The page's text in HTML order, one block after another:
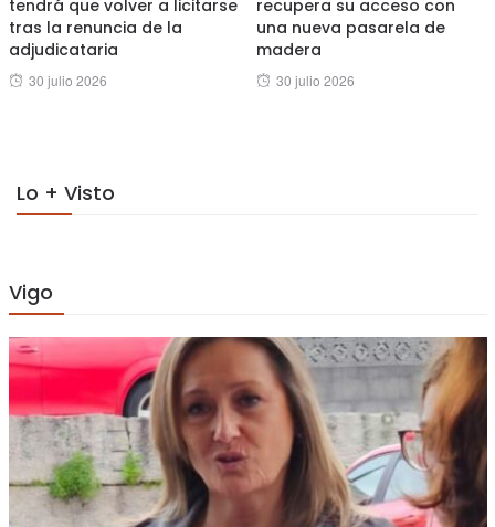
tendrá que volver a licitarse
tras la renuncia de la
adjudicataria
Posted
30 julio 2026
recupera su acceso con
una nueva pasarela de
madera
Posted
30 julio 2026
Lo + Visto
Vigo